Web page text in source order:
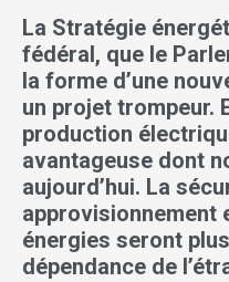
La Stratégie
fédéral, que le
la forme d’une
un projet trompeur.
production
avantageuse dont
aujourd’hui. La
approvisionnement
énergies seront
dépendance de